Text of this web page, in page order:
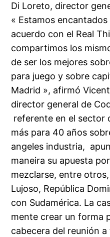
Di Loreto, director
« Estamos
acuerdo con el Real
compartimos los
de ser los mejores
para juego y sobre
Madrid », afirmó
director general de
referente en el sector
más para 40 años
angeles industria,
maneira su apuesta
mezclarse, entre
Lujoso, República
con Sudamérica. La
mente crear un forma
cabecera del reunión